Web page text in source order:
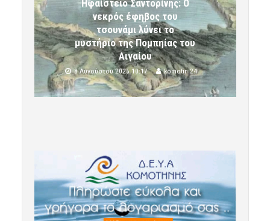
Ηφαίστειο Σαντορίνης: Ο
νεκρός έφηβος του
τσουνάμι λύνει το
μυστήριο της Πομπηίας του
Αιγαίου
8 Αυγούστου 2026 10:17 komotini24